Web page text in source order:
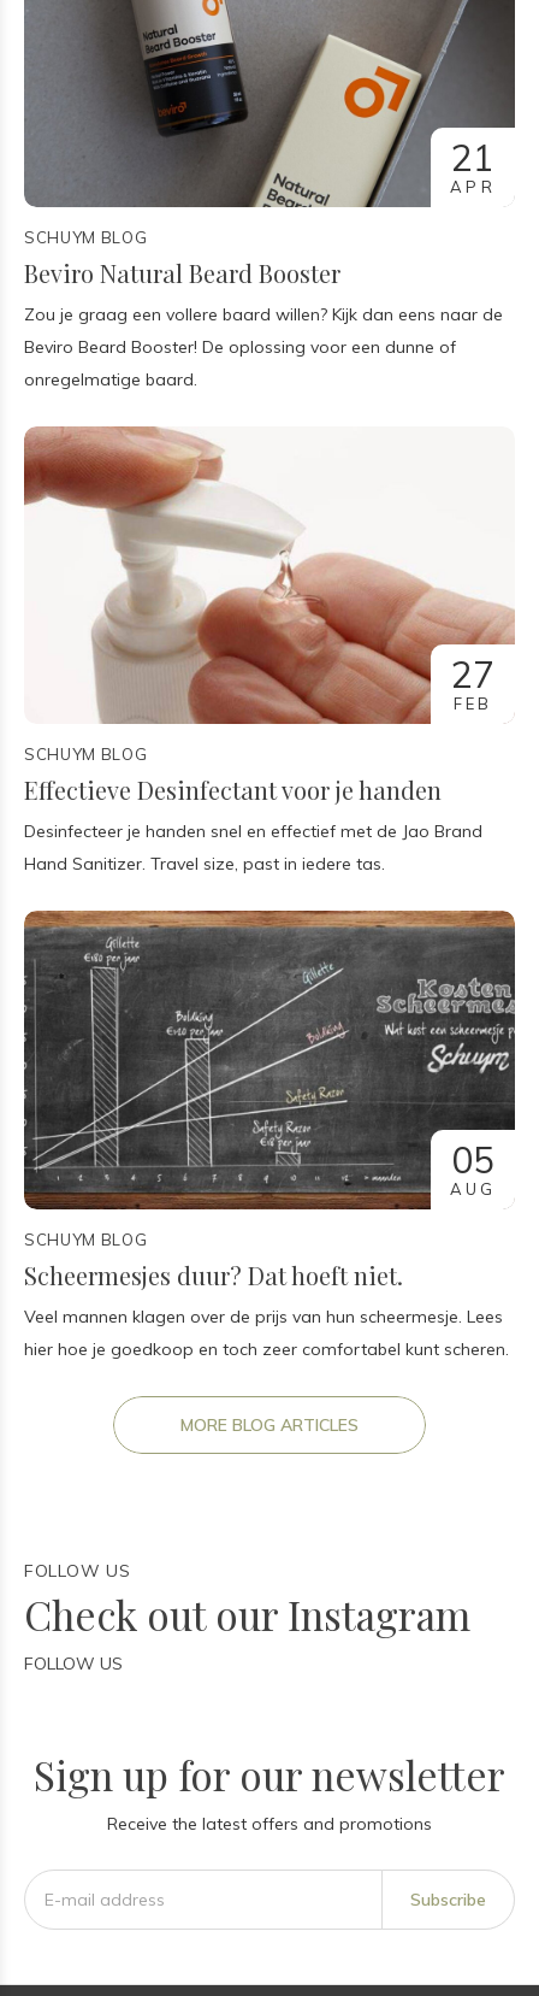
21
APR
SCHUYM BLOG
Beviro Natural Beard Booster
Zou je graag een vollere baard willen? Kijk dan eens naar de
Beviro Beard Booster! De oplossing voor een dunne of
onregelmatige baard.
27
FEB
SCHUYM BLOG
Effectieve Desinfectant voor je handen
Desinfecteer je handen snel en effectief met de Jao Brand
Hand Sanitizer. Travel size, past in iedere tas.
05
AUG
SCHUYM BLOG
Scheermesjes duur? Dat hoeft niet.
Veel mannen klagen over de prijs van hun scheermesje. Lees
hier hoe je goedkoop en toch zeer comfortabel kunt scheren.
MORE BLOG ARTICLES
FOLLOW US
Check out our Instagram
FOLLOW US
Sign up for our newsletter
Receive the latest offers and promotions
Subscribe